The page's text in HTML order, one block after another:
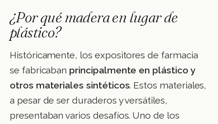
¿Por qué madera en lugar de
plástico?
Históricamente, los expositores de farmacia
se fabricaban principalmente en plástico y
otros materiales sintéticos. Estos materiales,
a pesar de ser duraderos y versátiles,
presentaban varios desafíos. Uno de los